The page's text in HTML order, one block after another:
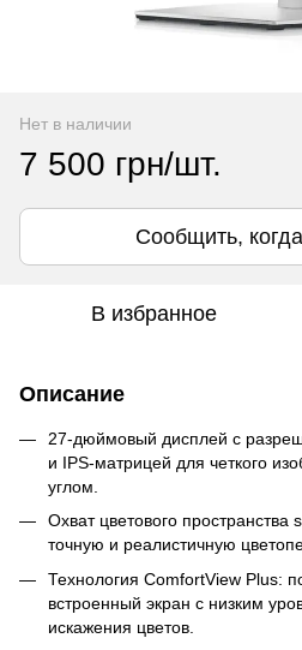
Нет в наличии
7 500 грн/шт.
Сообщить,
В избранное
Описание
27-дюймовый дисплей с
и IPS-матрицей для четкого
углом.
Охват цветового пространства
точную и реалистичную
Технология ComfortView Plus:
встроенный экран с низким
искажения цветов.